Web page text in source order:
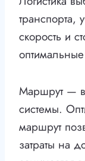
транспорта,
скорость и
Маршрут —
системы.
маршрут
затраты на